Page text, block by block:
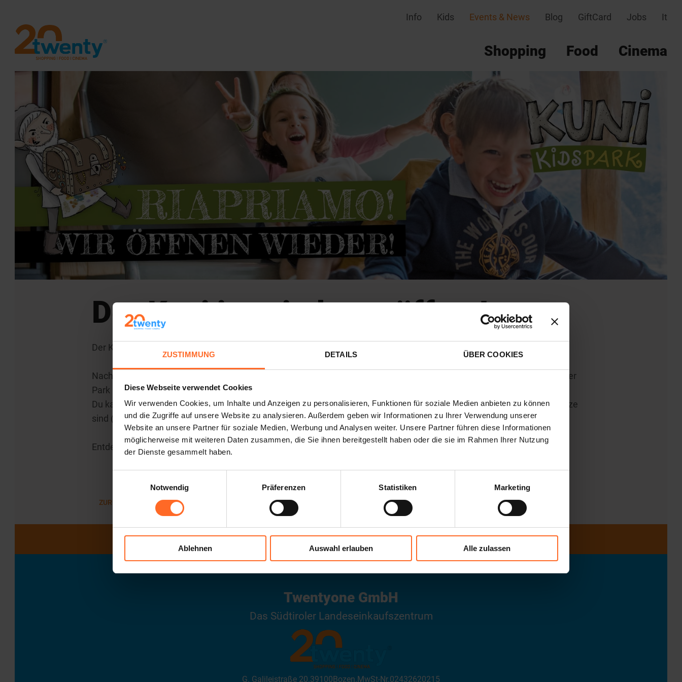
ZUSTIMMUNG DETAILS ÜBER COOKIES
Diese Webseite verwendet Cookies
Wir verwenden Cookies, um Inhalte und Anzeigen zu personalisieren, Funktionen für soziale Medien anbieten zu können
und die Zugriffe auf unsere Website zu analysieren. Außerdem geben wir Informationen zu Ihrer Verwendung unserer
Website an unsere Partner für soziale Medien, Werbung und Analysen weiter. Unsere Partner führen diese Informationen
möglicherweise mit weiteren Daten zusammen, die Sie ihnen bereitgestellt haben oder die sie im Rahmen Ihrer Nutzung
der Dienste gesammelt haben.
Notwendig
Präferenzen Statistiken Marketing
Ablehnen Auswahl erlauben Alle zulassen
Info Kids Events & News Blog GiftCard Jobs It
Shopping Food Cinema
Der Kuni ist wieder geöffnet!
Der Kuni Kids Park öffnet wieder!
Nach der Schließung wegen der Covid19-Pandemie, sind die Türen der magischen Welt von Kuni wieder geöffnet und der
Park ist startklar.
Du kannst dich direkt online anmelden und das von dir bevorzugte Zeitraum auswählen, solange noch ausreichend Plätze
sind (max. 20 Kinder).
Entdecke alle neue Bestimmungen unter:
ZURÜCK ZUR LISTE
ÖFFNUNGSZEITEN
Twentyone GmbH
Das Südtiroler Landeseinkaufszentrum
G. Galileistraße 20.39100 Bozen. MwSt-Nr.02432620215